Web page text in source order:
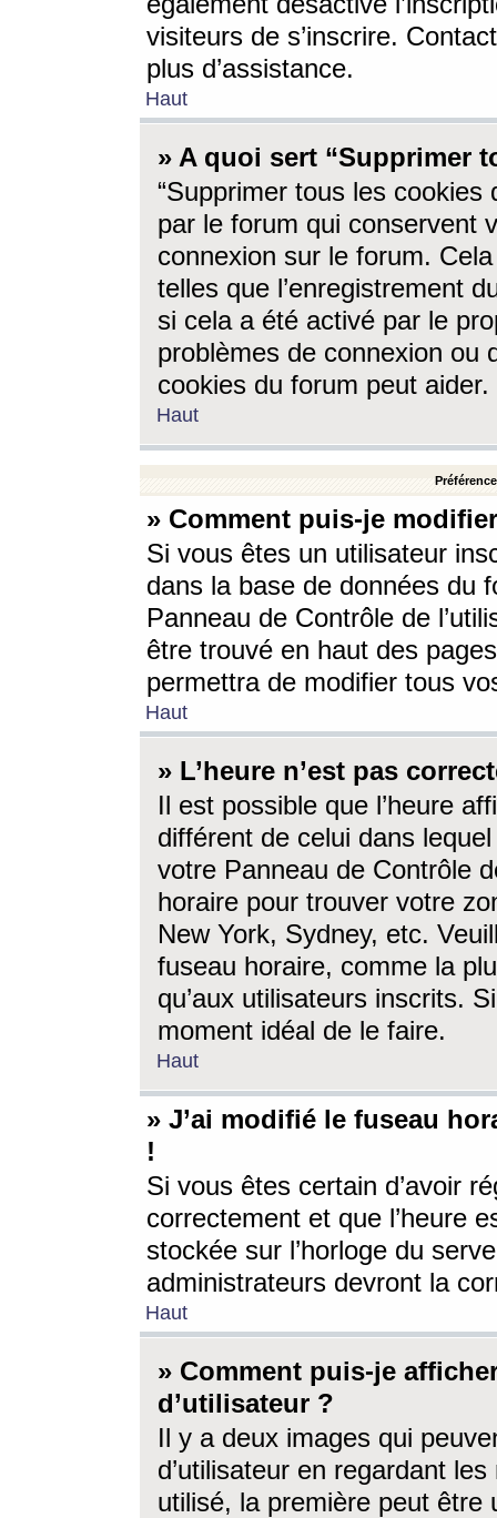
visiteurs de s’inscrire.
plus d’assistance.
Haut
» A quoi sert “Supprimer
“Supprimer tous les cookies
par le forum qui conservent
connexion sur le forum.
telles que l’enregistrement
si cela a été activé par le
problèmes de connexion ou
cookies du forum peut aider.
Haut
» Comment puis-je
Si vous êtes un utilisateur
dans la base de données du
Panneau de Contrôle de
être trouvé en haut des
permettra de modifier tous
Haut
» L’heure n’est pas
Il est possible que l’heure
différent de celui dans
votre Panneau de Contrôle
horaire pour trouver votre
New York, Sydney, etc.
fuseau horaire, comme la
qu’aux utilisateurs inscrits.
moment idéal de le faire.
Haut
» J’ai modifié le fuseau
!
Si vous êtes certain d’avoir
correctement et que l’heure
stockée sur l’horloge du
administrateurs devront la
Haut
» Comment puis-je
d’utilisateur ?
Il y a deux images qui
d’utilisateur en regardant
utilisé, la première peut être